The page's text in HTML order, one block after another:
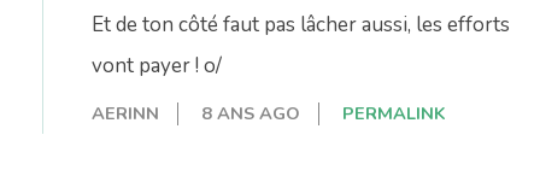
Et de ton côté faut pas lâcher aussi, les efforts
vont payer ! o/
AERINN 8 ANS AGO PERMALINK